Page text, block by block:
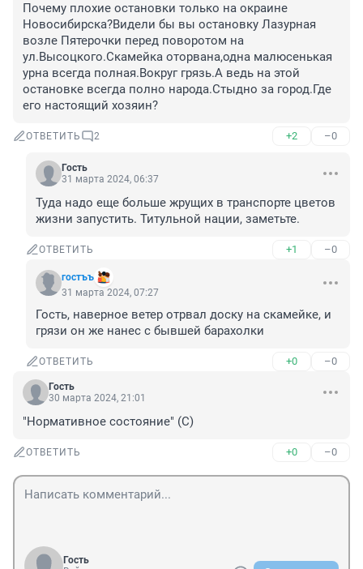
Почему плохие остановки только на окраине
Новосибирска?Видели бы вы остановку Лазурная
возле Пятерочки перед поворотом на
ул.Высоцкого.Скамейка оторвана,одна малюсенькая
урна всегда полная.Вокруг грязь.А ведь на этой
остановке всегда полно народа.Стыдно за город.Где
его настоящий хозяин?
ОТВЕТИТЬ 2 +2 –0
Гость
31 марта 2024, 06:37
Туда надо еще больше жрущих в транспорте цветов
жизни запустить. Титульной нации, заметьте.
ОТВЕТИТЬ +1 –0
гостъъ
31 марта 2024, 07:27
Гость, наверное ветер отрвал доску на скамейке, и
грязи он же нанес с бывшей барахолки
ОТВЕТИТЬ +0 –0
Гость
30 марта 2024, 21:01
"Нормативное состояние" (С)
ОТВЕТИТЬ +0 –0
Гость